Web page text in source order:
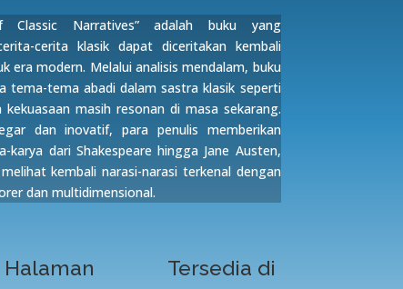
Classic Narratives” adalah buku yang
cerita klasik dapat diceritakan kembali
era modern. Melalui analisis mendalam, buku
tema-tema abadi dalam sastra klasik seperti
masih resonan di masa sekarang.
dan inovatif, para penulis memberikan
karya dari Shakespeare hingga Jane Austen,
kembali narasi-narasi terkenal dengan
dan multidimensional.
Halaman Tersedia di